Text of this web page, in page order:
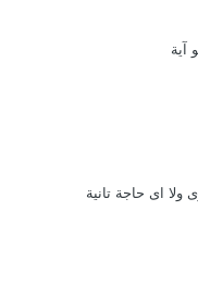
اى حاجة تانية